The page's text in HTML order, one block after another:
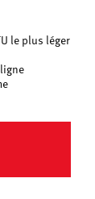
le plus léger